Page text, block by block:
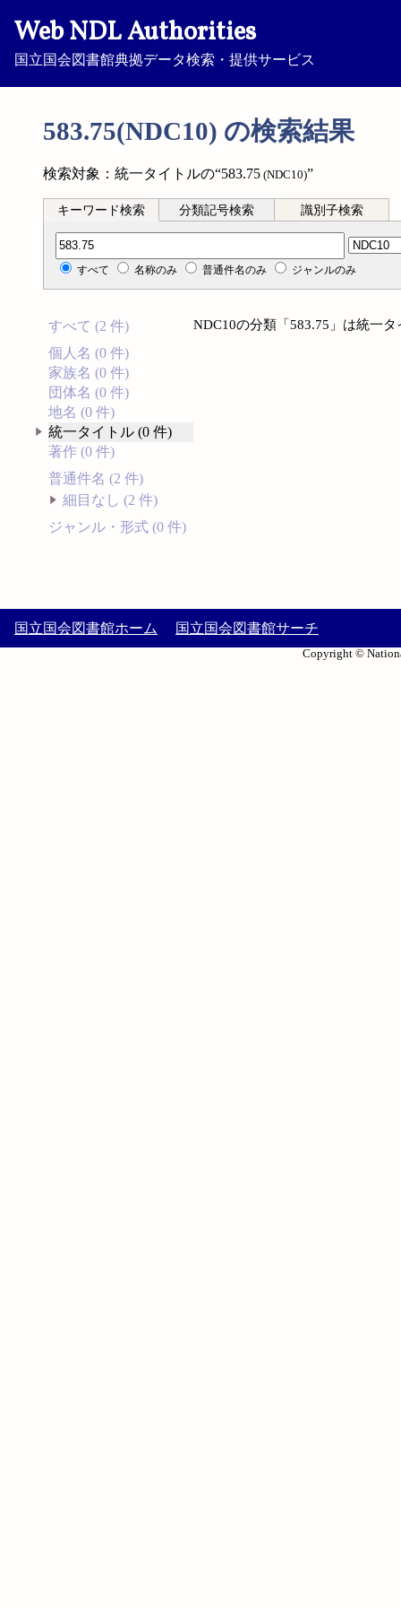
Web NDL Authorities
国立国会図書館典拠データ検索・提供サービス
583.75(NDC10) の検索結果
検索対象：統一タイトルの“583.75 (NDC10)”
キーワード検索 分類記号検索 識別子検索
分類記号検索
すべて 名称のみ 普通件名のみ ジャンルのみ
すべて (2 件)
個人名 (0 件)
家族名 (0 件)
団体名 (0 件)
地名 (0 件)
統一タイトル (0 件)
著作 (0 件)
普通件名 (2 件)
細目なし (2 件)
ジャンル・形式 (0 件)
NDC10の分類「583.75」は統一
国立国会図書館ホーム 国立国会図書館サーチ
Copyright ©